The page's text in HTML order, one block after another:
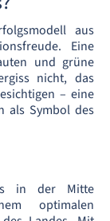
aus
Eine
und grüne
nicht, das
– eine
als Symbol des
in der Mitte
optimalen